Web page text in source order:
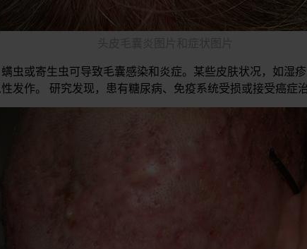
虫或寄生虫可导致毛囊感染和炎症。某些皮肤状况，如湿
发作。 研究发现，患有糖尿病、免疫系统受损或接受癌症